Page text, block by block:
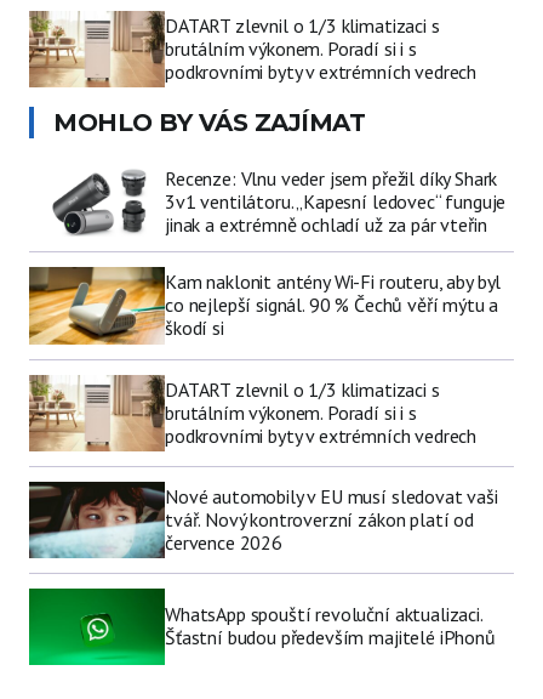
DATART zlevnil o 1/3 klimatizaci s
brutálním výkonem. Poradí si i s
podkrovními byty v extrémních vedrech
MOHLO BY VÁS ZAJÍMAT
Recenze: Vlnu veder jsem přežil díky Shark
3v1 ventilátoru. „Kapesní ledovec“ funguje
jinak a extrémně ochladí už za pár vteřin
Kam naklonit antény Wi-Fi routeru, aby byl
co nejlepší signál. 90 % Čechů věří mýtu a
škodí si
DATART zlevnil o 1/3 klimatizaci s
brutálním výkonem. Poradí si i s
podkrovními byty v extrémních vedrech
Nové automobily v EU musí sledovat vaši
tvář. Nový kontroverzní zákon platí od
července 2026
WhatsApp spouští revoluční aktualizaci.
Šťastní budou především majitelé iPhonů